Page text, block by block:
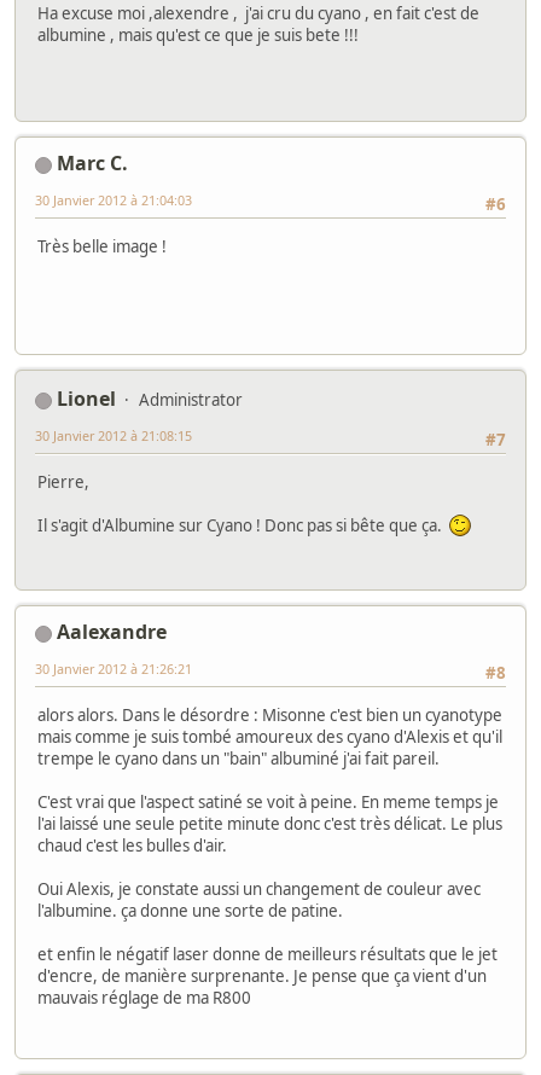
Ha excuse moi ,alexendre , j'ai cru du cyano , en fait c'est de
albumine , mais qu'est ce que je suis bete !!!
Marc C.
#6
30 Janvier 2012 à 21:04:03
Très belle image !
Lionel
Administrator
#7
30 Janvier 2012 à 21:08:15
Pierre,
Il s'agit d'Albumine sur Cyano ! Donc pas si bête que ça.
Aalexandre
#8
30 Janvier 2012 à 21:26:21
alors alors. Dans le désordre : Misonne c'est bien un cyanotype
mais comme je suis tombé amoureux des cyano d'Alexis et qu'il
trempe le cyano dans un "bain" albuminé j'ai fait pareil.
C'est vrai que l'aspect satiné se voit à peine. En meme temps je
l'ai laissé une seule petite minute donc c'est très délicat. Le plus
chaud c'est les bulles d'air.
Oui Alexis, je constate aussi un changement de couleur avec
l'albumine. ça donne une sorte de patine.
et enfin le négatif laser donne de meilleurs résultats que le jet
d'encre, de manière surprenante. Je pense que ça vient d'un
mauvais réglage de ma R800